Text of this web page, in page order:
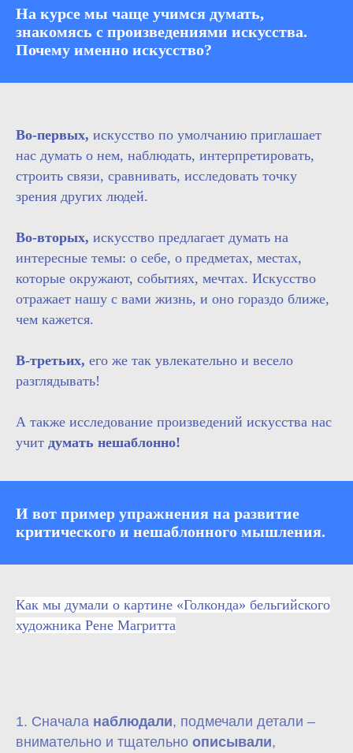
На курсе мы чаще учимся думать,
знакомясь с произведениями искусства.
Почему именно искусство?
Во-первых, искусство по умолчанию приглашает
нас думать о нем, наблюдать, интерпретировать,
строить связи, сравнивать, исследовать точку
зрения других людей.
Во-вторых, искусство предлагает думать на
интересные темы: о себе, о предметах, местах,
которые окружают, событиях, мечтах. Искусство
отражает нашу с вами жизнь, и оно гораздо ближе,
чем кажется.
В-третьих, его же так увлекательно и весело
разглядывать!
А также исследование произведений искусства нас
учит думать нешаблонно!
И вот пример упражнения на развитие
критического и нешаблонного мышления.
Как мы думали о картине «Голконда» бельгийского
художника Рене Магритта
1. Сначала наблюдали, подмечали детали –
внимательно и тщательно описывали,